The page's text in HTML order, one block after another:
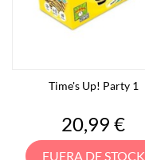
Time's Up! Party 1
Precio
20,99 €
FUERA DE STOCK